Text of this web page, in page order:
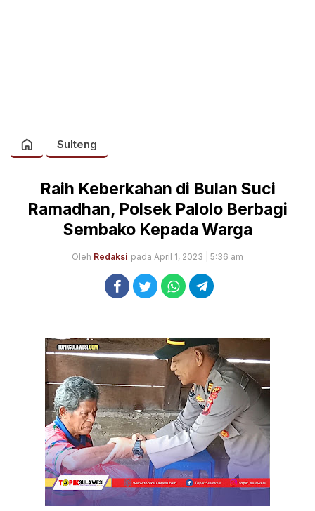
Sulteng
Raih Keberkahan di Bulan Suci
Ramadhan, Polsek Palolo Berbagi
Sembako Kepada Warga
Oleh Redaksi pada April 1, 2023 | 5:36 am